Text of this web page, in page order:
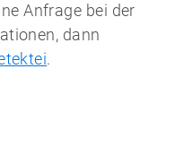
Anfrage bei der
dann
.